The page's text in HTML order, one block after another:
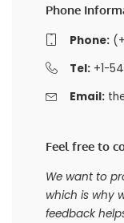
Phone
Phone:
Tel:+1-
Email:
Feel free to
We want to
which is why
feedback